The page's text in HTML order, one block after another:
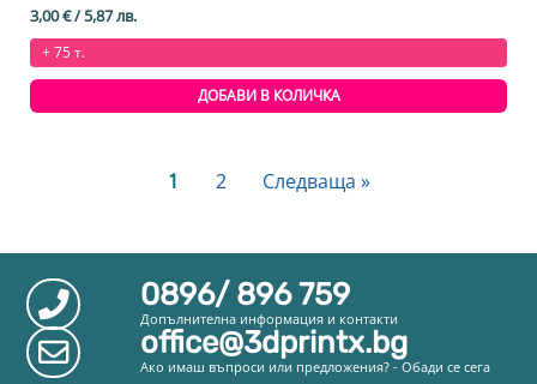
3,00€/ 5,87 лв.
+ 75 т.
ДОБАВИ В КОЛИЧКА
1 2 Следваща »
0896/ 896 759
Допълнителна информация и контакти
office@3dprintx.bg
Ако имаш въпроси или предложения? - Обади се сега